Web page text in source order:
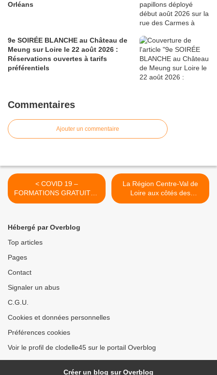
Orléans
9e SOIRÉE BLANCHE au Château de
Meung sur Loire le 22 août 2026 :
Réservations ouvertes à tarifs
préférentiels
Commentaires
Ajouter un commentaire
< COVID 19 –
FORMATIONS GRATUITES
à distance pour les
chômage partiel
La Région Centre-Val de
Loire aux côtés des
étudiants et apprenants des
Hébergé par Overblog
Top articles
Pages
Contact
Signaler un abus
C.G.U.
Cookies et données personnelles
Préférences cookies
Voir le profil de clodelle45 sur le portail Overblog
Créer un blog sur Overblog